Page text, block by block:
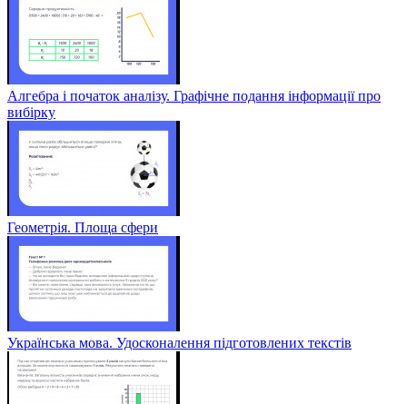
Алгебра і початок аналізу. Графічне подання інформації про
вибірку
Геометрія. Площа сфери
Українська мова. Удосконалення підготовлених текстів